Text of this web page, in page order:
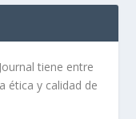
tiene entre
ética y calidad de